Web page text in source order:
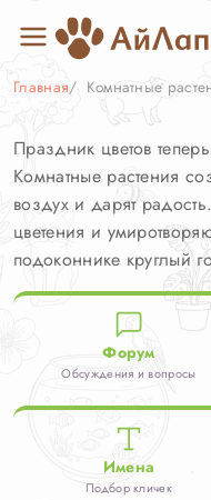
Главная Комнатные
Праздник цветов
Комнатные растения
воздух и дарят
цветения и
подоконнике круглый
Форум
Обсуждения и вопросы
Имена
Подбор кличек